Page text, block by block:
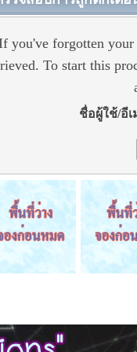
you've forgotten
To start this
ชื่อผู้ใช้/อีเ